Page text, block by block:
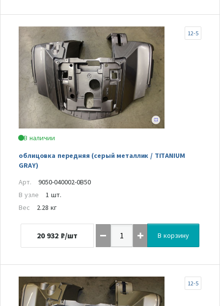
В наличии
облицовка передняя (серый металлик / TITANIUM
GRAY)
12-5
Арт.
9050-040002-0B50
В узле
1 шт.
Вес
2.28 кг
20 932 ₽/шт В корзину
12-5